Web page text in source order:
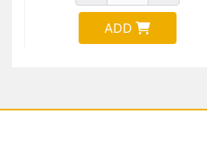
ADD